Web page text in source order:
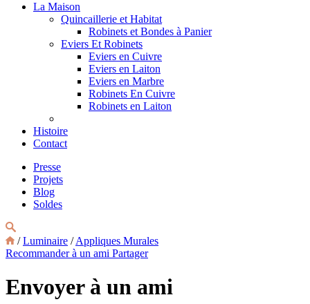
La Maison
Quincaillerie et Habitat
Robinets et Bondes à Panier
Eviers Et Robinets
Eviers en Cuivre
Eviers en Laiton
Eviers en Marbre
Robinets En Cuivre
Robinets en Laiton
Histoire
Contact
Presse
Projets
Blog
Soldes
/Luminaire /Appliques Murales
Recommander à un ami Partager
Envoyer à un ami